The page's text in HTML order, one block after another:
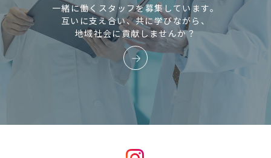
一緒に働くスタッフを募集しています。
互いに支え合い、共に学びながら、
地域社会に貢献しませんか？